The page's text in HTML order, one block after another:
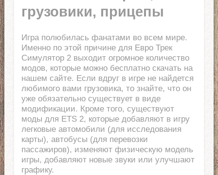
грузовики, прицепы
Игра полюбилась фанатами во всем мире.
Именно по этой причине для Евро Трек
Симулятор 2 выходит огромное количество
модов, которые можно бесплатно скачать на
нашем сайте. Если вдруг в игре не найдется
любимого вами грузовика, то знайте, что он
уже обязательно существует в виде
модификации. Кроме того, существуют
моды для ETS 2, которые добавляют в игру
легковые автомобили (для исследования
карты), автобусы (для перевозки
пассажиров), изменяют физическую модель
игры, добавляют новые звуки или улучшают
графику.